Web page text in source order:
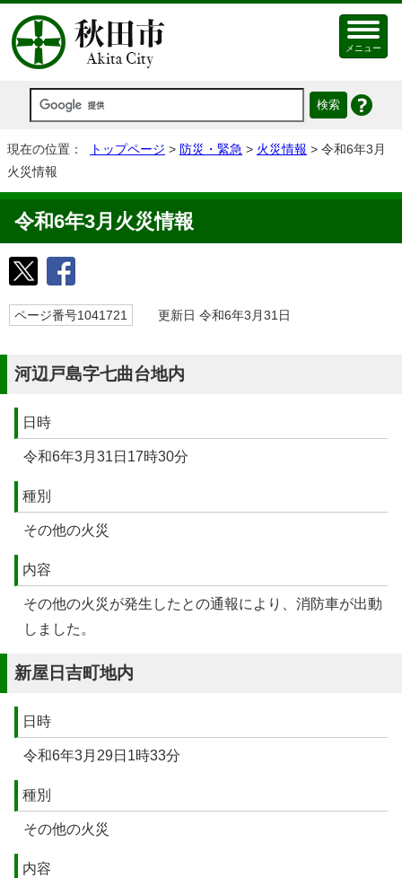
メニュー
現在の位置： トップページ > 防災・緊急 > 火災情報 > 令和6年3月
火災情報
令和6年3月火災情報
ページ番号1041721 更新日 令和6年3月31日
河辺戸島字七曲台地内
日時
令和6年3月31日17時30分
種別
その他の火災
内容
その他の火災が発生したとの通報により、消防車が出動
しました。
新屋日吉町地内
日時
令和6年3月29日1時33分
種別
その他の火災
内容